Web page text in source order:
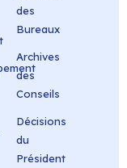
des
Bureaux
Archives
des
Conseils
Décisions
du
Président